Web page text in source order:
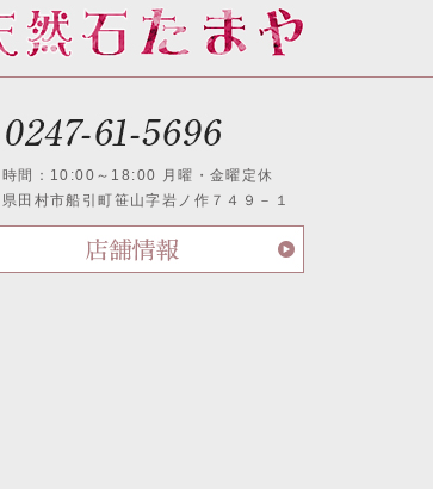
時間：10:00～18:00 月曜・金曜定休
田村市船引町笹山字岩ノ作７４９－１